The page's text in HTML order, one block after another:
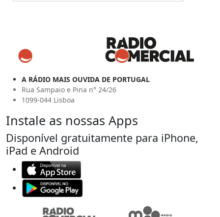
A RÁDIO MAIS OUVIDA DE PORTUGAL
Rua Sampaio e Pina n° 24/26
1099-044 Lisboa
Instale as nossas Apps
Disponível gratuitamente para iPhone,
iPad e Android